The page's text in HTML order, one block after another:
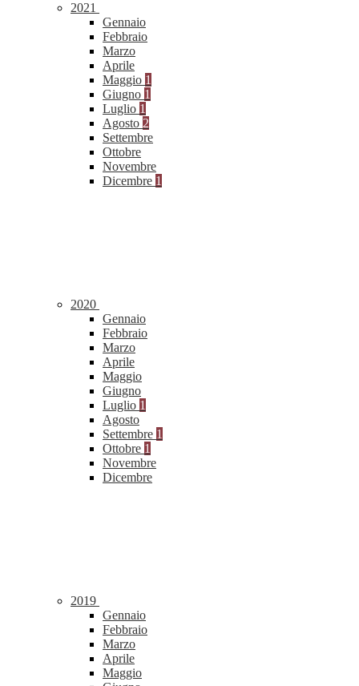
2021
Gennaio
Febbraio
Marzo
Aprile
Maggio 1
Giugno 1
Luglio 1
Agosto 2
Settembre
Ottobre
Novembre
Dicembre 1
2020
Gennaio
Febbraio
Marzo
Aprile
Maggio
Giugno
Luglio 1
Agosto
Settembre 1
Ottobre 1
Novembre
Dicembre
2019
Gennaio
Febbraio
Marzo
Aprile
Maggio